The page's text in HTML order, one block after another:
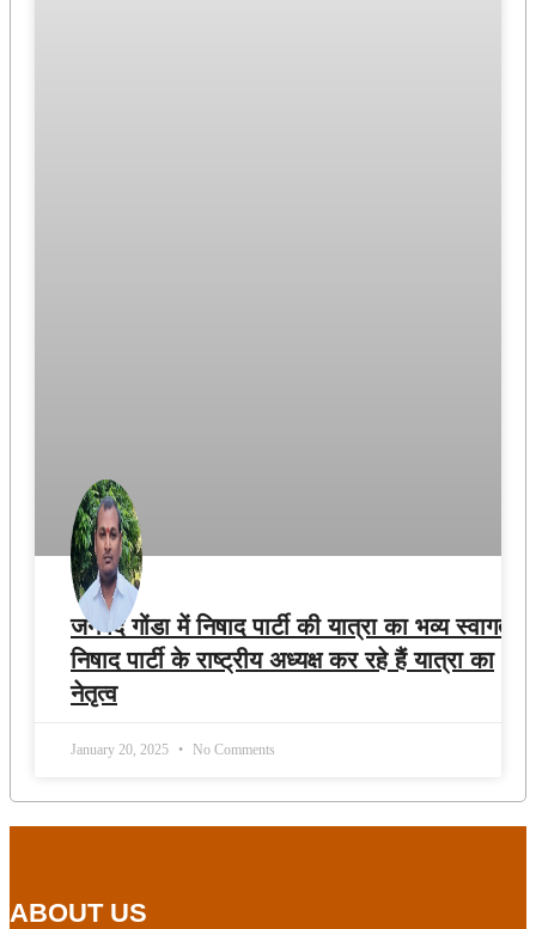
जनपद गोंडा में निषाद पार्टी की यात्रा का भव्य स्वागत ,
निषाद पार्टी के राष्ट्रीय अध्यक्ष कर रहे हैं यात्रा का
नेतृत्व
January 20, 2025 No Comments
ABOUT US